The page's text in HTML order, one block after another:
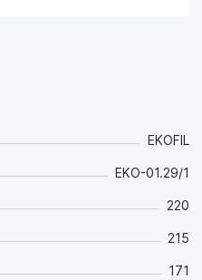
EKOFIL
EKO-01.29/1
220
215
171